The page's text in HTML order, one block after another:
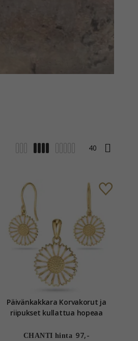
Päivänkakkara Korvakorut ja
riipukset kullattua hopeaa
CHANTI hinta 97,-